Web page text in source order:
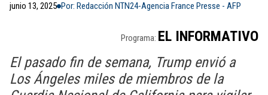
junio 13, 2025 Por: Redacción NTN24-Agencia France Presse - AFP
Programa: EL INFORMATIVO
El pasado fin de semana, Trump envió a
Los Ángeles miles de miembros de la